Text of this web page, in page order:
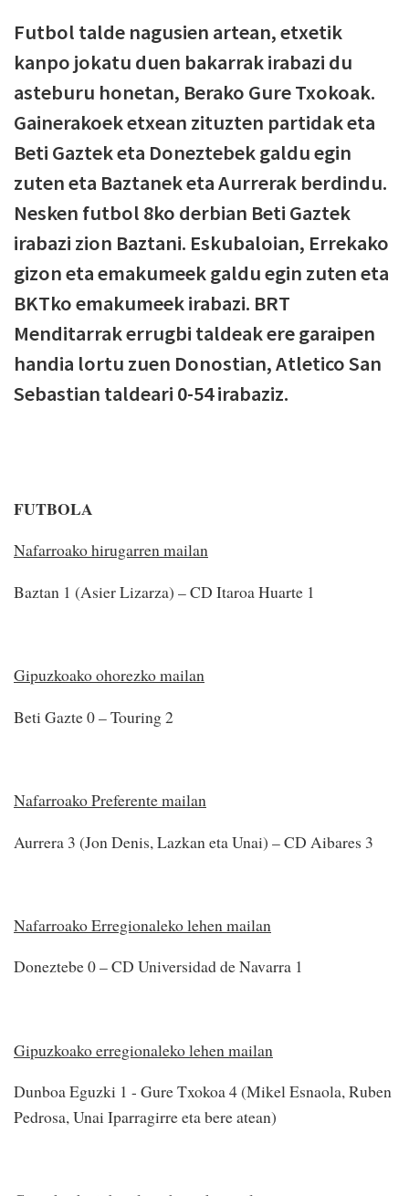
Futbol talde nagusien artean, etxetik
kanpo jokatu duen bakarrak irabazi du
asteburu honetan, Berako Gure Txokoak.
Gainerakoek etxean zituzten partidak eta
Beti Gaztek eta Doneztebek galdu egin
zuten eta Baztanek eta Aurrerak berdindu.
Nesken futbol 8ko derbian Beti Gaztek
irabazi zion Baztani. Eskubaloian, Errekako
gizon eta emakumeek galdu egin zuten eta
BKTko emakumeek irabazi. BRT
Menditarrak errugbi taldeak ere garaipen
handia lortu zuen Donostian, Atletico San
Sebastian taldeari 0-54 irabaziz.
FUTBOLA
Nafarroako hirugarren mailan
Baztan 1 (Asier Lizarza) – CD Itaroa Huarte 1
Gipuzkoako ohorezko mailan
Beti Gazte 0 – Touring 2
Nafarroako Preferente mailan
Aurrera 3 (Jon Denis, Lazkan eta Unai) – CD Aibares 3
Nafarroako Erregionaleko lehen mailan
Doneztebe 0 – CD Universidad de Navarra 1
Gipuzkoako erregionaleko lehen mailan
Dunboa Eguzki 1 - Gure Txokoa 4 (Mikel Esnaola, Ruben
Pedrosa, Unai Iparragirre eta bere atean)